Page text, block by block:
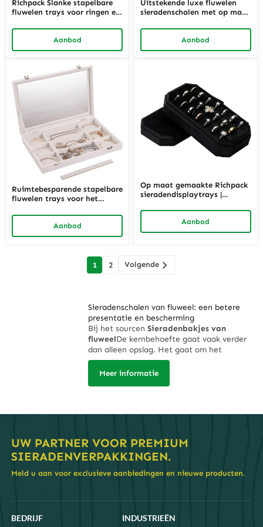
Richpack Slanke stapelbare
fluwelen trays voor ringen en
organisatie voor
juwelierszaken en e-
commercehandelaren die
Aanbod
Uitstekende luxe fluwelen
sieradenschalen met op maat
Op maat gemaakte
displayoplossingen voor
hoogwaardige
Aanbod
Ruimtebesparende stapelbare
fluwelen trays voor het
Perfect voor georganiseerde
winkeldisplays en
boetiekjuweliers
Aanbod
Op maat gemaakte Richpack
sieradendisplaytrays |
luxe juwelierszaken en
showroomdisplays
Aanbod
1 2 Volgende
Sieradenschalen van fluweel: een betere
presentatie en bescherming
Bij het sourcen Sieradenbakjes van
fluweelDe kernbehoefte gaat vaak verder
dan alleen opslag. Het gaat om het
benutten van de unieke eigenschappen van
fluweel – deluxueuze textuur, rijke
zorgvuldig organiseren van waardevolle
de toepassing
Er is bewust voor fluweel gekozen om
relevant zijn voor het behandelen en
fluwelen sieraden display tray
Meer informatie
UW PARTNER VOOR PREMIUM
SIERADENVERPAKKINGEN.
Meld u aan voor exclusieve aanbiedingen en nieuwe producten.
BEDRIJF INDUSTRIEËN